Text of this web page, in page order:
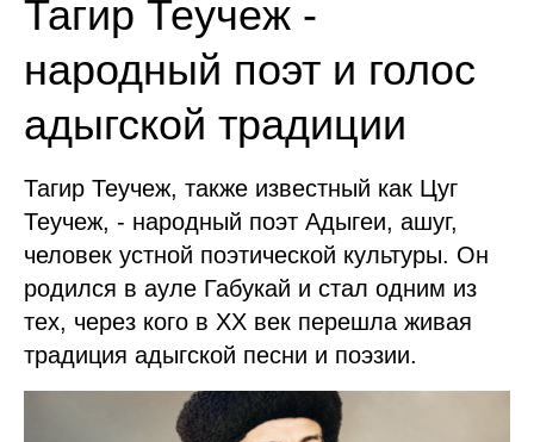
Тагир Теучеж -
народный поэт и голос
адыгской традиции
Тагир Теучеж, также известный как Цуг
Теучеж, - народный поэт Адыгеи, ашуг,
человек устной поэтической культуры. Он
родился в ауле Габукай и стал одним из
тех, через кого в XX век перешла живая
традиция адыгской песни и поэзии.